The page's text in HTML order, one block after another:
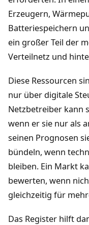
Erzeugern,
Batteriespeichern
ein großer Teil der
Verteilnetz und
Diese Ressourcen
nur über digitale
Netzbetreiber kann
wenn er sie nur als
seinen Prognosen
bündeln, wenn
bleiben. Ein Markt
bewerten, wenn
gleichzeitig für
Das Register hilft